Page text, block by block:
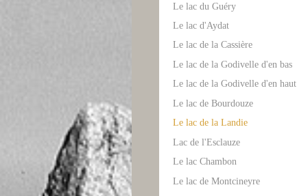
Le lac du Guéry
Le lac d'Aydat
Le lac de la Cassière
Le lac de la Godivelle d'en bas
Le lac de la Godivelle d'en haut
Le lac de Bourdouze
Le lac de la Landie
Lac de l'Esclauze
Le lac Chambon
Le lac de Montcineyre